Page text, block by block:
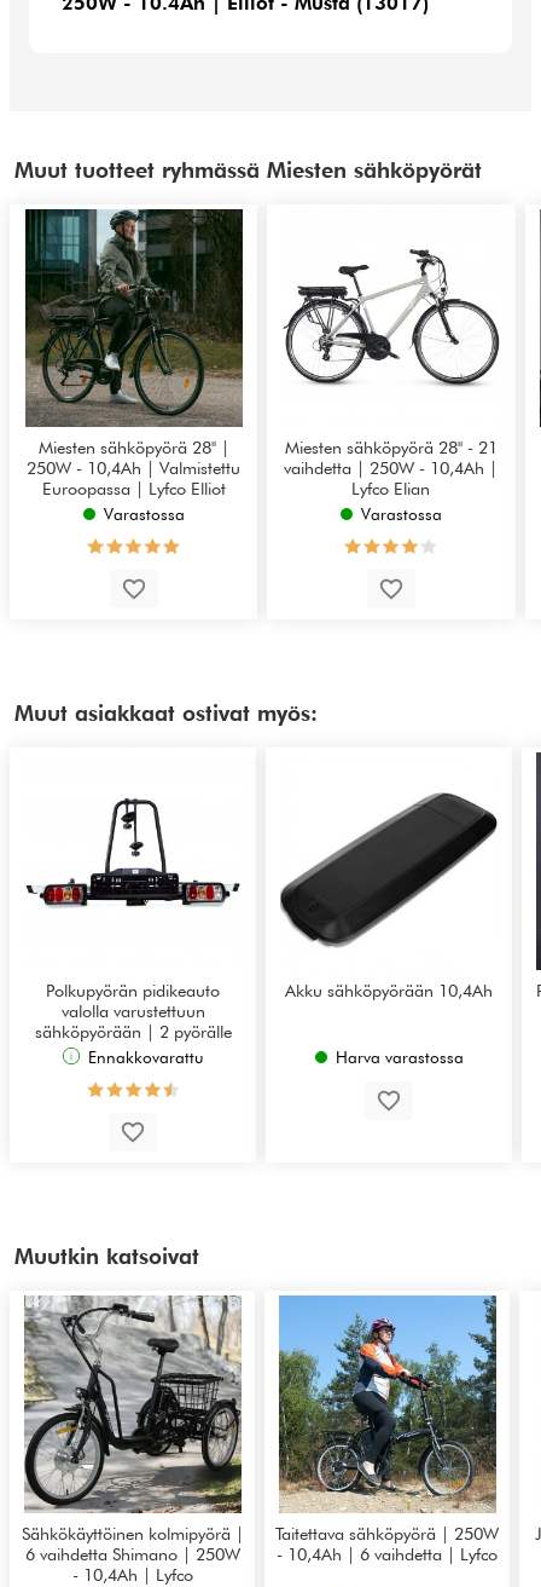
Muut tuotteet ryhmässä Miesten sähköpyörät
Miesten sähköpyörä 28" |
250W - 10,4Ah | Valmistettu
Euroopassa | Lyfco Elliot
Varastossa
Miesten sähköpyörä 28" - 21
vaihdetta | 250W - 10,4Ah |
Lyfco Elian
Varastossa
Muut asiakkaat ostivat myös:
Polkupyörän pidikeauto
valolla varustettuun
sähköpyörään | 2 pyörälle
Ennakkovarattu
Akku sähköpyörään 10,4Ah
Harva varastossa
Muutkin katsoivat
Sähkökäyttöinen kolmipyörä |
6 vaihdetta Shimano | 250W
- 10,4Ah | Lyfco
Taitettava sähköpyörä | 250W
- 10,4Ah | 6 vaihdetta | Lyfco